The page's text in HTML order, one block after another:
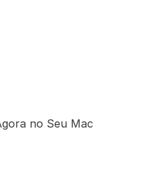
no Seu Mac